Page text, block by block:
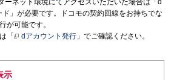
ーネット環境にてアクセスいただいた場合は「d
」が必要です。ドコモの契約回線をお持ちでな
が可能です。
「
dアカウント発行 」でご確認ください。
示